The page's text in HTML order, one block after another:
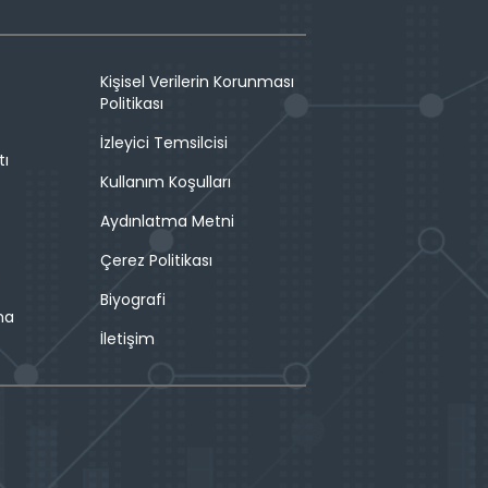
Kişisel Verilerin Korunması
Politikası
İzleyici Temsilcisi
Kullanım Koşulları
Aydınlatma Metni
Çerez Politikası
Biyografi
İletişim